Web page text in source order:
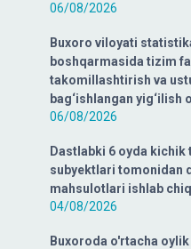
06/08/2026
Buxoro viloyati
boshqarmasida tizim
takomillashtirish va
bag‘ishlangan yig‘ilish
06/08/2026
Dastlabki 6 oyda
subyektlari tomonidan
mahsulotlari ishlab
04/08/2026
Buxoroda o'rtacha